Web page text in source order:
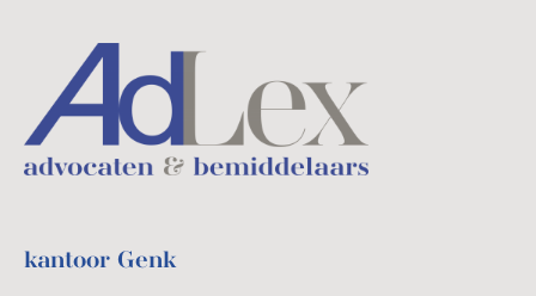
kantoor Genk